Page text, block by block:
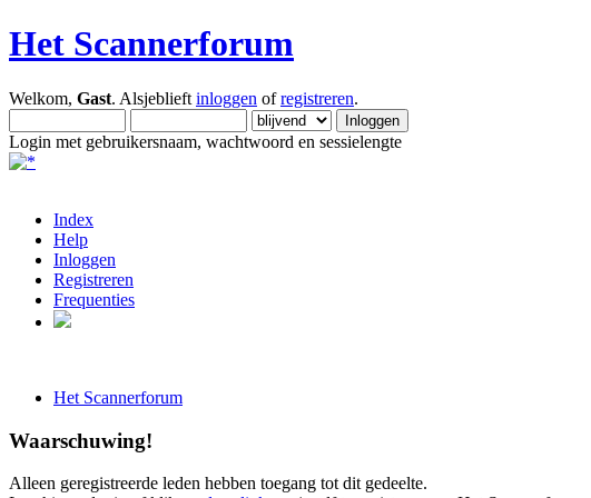
Het Scannerforum
Welkom, Gast. Alsjeblieft inloggen ofregistreren.
Login met gebruikersnaam, wachtwoord en sessielengte
Index
Help
Inloggen
Registreren
Frequenties
Het Scannerforum
Waarschuwing!
Alleen geregistreerde leden hebben toegang tot dit gedeelte.